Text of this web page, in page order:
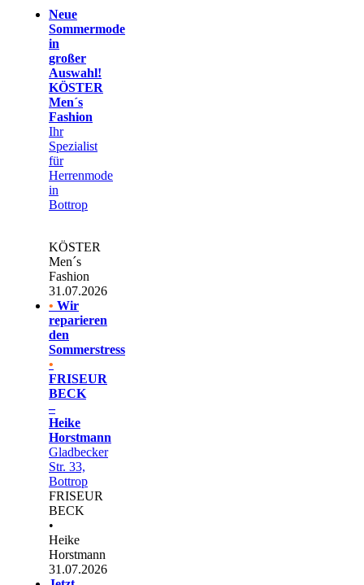
Neue
Sommermode
in
großer
Auswahl!
KÖSTER
Men´s
Fashion
Ihr
Spezialist
für
Herrenmode
in
Bottrop
KÖSTER
Men´s
Fashion
31.07.2026
• Wir
reparieren
den
Sommerstress
•
FRISEUR
BECK
–
Heike
Horstmann
Gladbecker
Str. 33,
Bottrop
FRISEUR
BECK
•
Heike
Horstmann
31.07.2026